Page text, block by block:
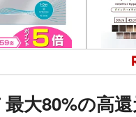
大80%の高